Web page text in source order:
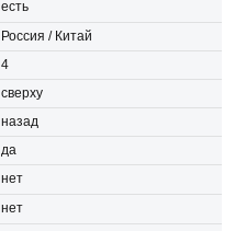
есть
Россия / Китай
4
сверху
назад
да
нет
нет